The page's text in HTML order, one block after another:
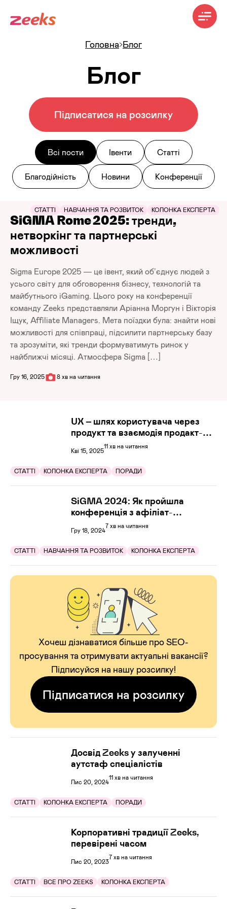
Головна Блог
Блог
Підписатися на розсилку
Всі пости Івенти Статті
Благодійність Новини Конференції
СТАТТІ НАВЧАННЯ ТА РОЗВИТОК КОЛОНКА ЕКСПЕРТА
SiGMA Rome 2025: тренди,
нетворкінг та партнерські
можливості
Sigma Europe 2025 — це івент, який об’єднує людей з
усього світу для обговорення бізнесу, технологій та
майбутнього iGaming. Цього року на конференції
команду Zeeks представляли Аріанна Моргун і Вікторія
Іщук, Affiliate Managers. Мета поїздки була: знайти нові
можливості для співпраці, підсилити партнерську базу
та зрозуміти, які тренди формуватимуть ринок у
найближчі місяці. Атмосфера Sigma […]
Гру 16, 2025 8 хв на читання
UX – шлях користувача через
продукт та взаємодія продакт-
менеджера з UI/UX-дизайнерами
Кві 15, 202511 хв на читання
СТАТТІ КОЛОНКА ЕКСПЕРТА ПОРАДИ
SiGMA 2024: Як пройшла
конференція з афіліат-
маркетингу
Гру 18, 20247 хв на читання
СТАТТІ НАВЧАННЯ ТА РОЗВИТОК КОЛОНКА ЕКСПЕРТА
Хочеш дізнаватися більше про SEO-
просування та отримувати актуальні вакансії?
Підписуйся на нашу розсилку!
Підписатися на розсилку
Досвід Zeeks у залученні
аутстаф спеціалістів
Лис 20, 202411 хв на читання
СТАТТІ КОЛОНКА ЕКСПЕРТА ПОРАДИ
Корпоративні традиції Zeeks,
перевірені часом
Лис 20, 20237 хв на читання
СТАТТІ ВСЕ ПРО ZEEKS КОЛОНКА ЕКСПЕРТА